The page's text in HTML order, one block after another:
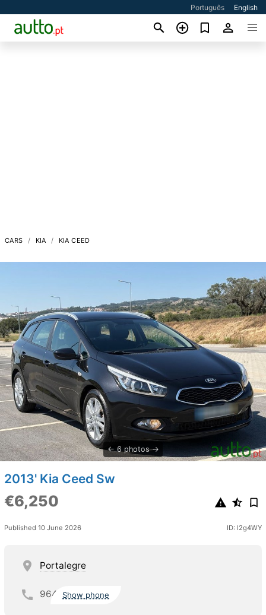
Português English
CARS KIA KIA CEED
6 photos
2013' Kia Ceed Sw
€6,250
Published 10 June 2026 ID: l2g4WY
Portalegre
964 Show phone